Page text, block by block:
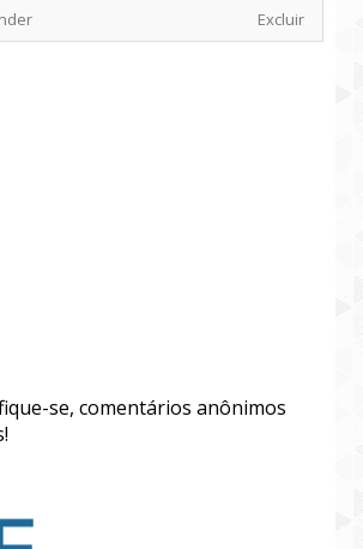
Excluir
se, comentários anônimos